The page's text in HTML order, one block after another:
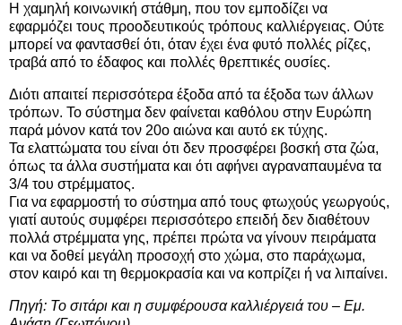
Η χαμηλή κοινωνική στάθμη, που τον εμποδίζει να
εφαρμόζει τους προοδευτικούς τρόπους καλλιέργειας. Ούτε
μπορεί να φαντασθεί ότι, όταν έχει ένα φυτό πολλές ρίζες,
τραβά από το έδαφος και πολλές θρεπτικές ουσίες.
Διότι απαιτεί περισσότερα έξοδα από τα έξοδα των άλλων
τρόπων. Το σύστημα δεν φαίνεται καθόλου στην Ευρώπη
παρά μόνον κατά τον 20ο αιώνα και αυτό εκ τύχης.
Τα ελαττώματα του είναι ότι δεν προσφέρει βοσκή στα ζώα,
όπως τα άλλα συστήματα και ότι αφήνει αγραναπαυμένα τα
3/4 του στρέμματος.
Για να εφαρμοστή το σύστημα από τους φτωχούς γεωργούς,
γιατί αυτούς συμφέρει περισσότερο επειδή δεν διαθέτουν
πολλά στρέμματα γης, πρέπει πρώτα να γίνουν πειράματα
και να δοθεί μεγάλη προσοχή στο χώμα, στο παράχωμα,
στον καιρό και τη θερμοκρασία και να κοπρίζει ή να λιπαίνει.
Πηγή: Το σιτάρι και η συμφέρουσα καλλιέργειά του – Εμ.